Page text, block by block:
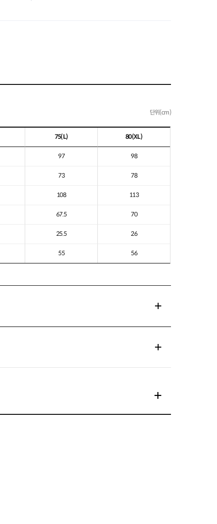
단위(cm)
75(L) 80(XL)
97 98
73 78
108 113
67.5 70
25.5 26
55 56